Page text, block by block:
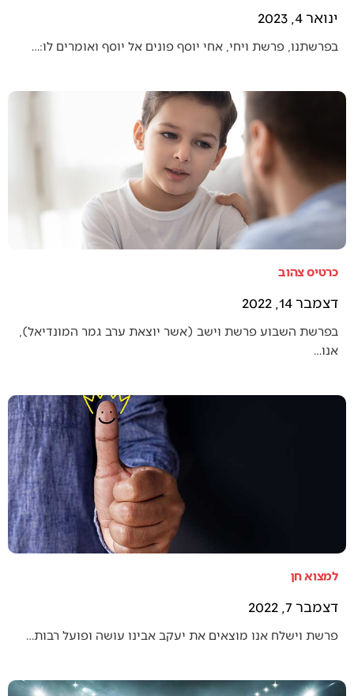
ינואר 4, 2023
בפרשתנו, פרשת ויחי, אחי יוסף פונים אל יוסף ואומרים לו:…
כרטיס צהוב
דצמבר 14, 2022
בפרשת השבוע פרשת וישב (אשר יוצאת ערב גמר המונדיאל),
אנו…
למצוא חן
דצמבר 7, 2022
פרשת וישלח אנו מוצאים את יעקב אבינו עושה ופועל רבות…